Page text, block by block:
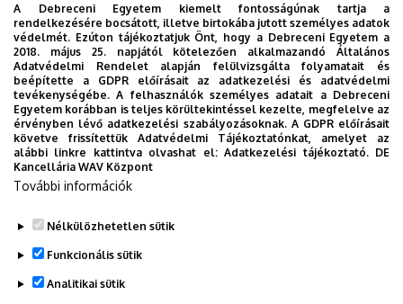
Épület Informatikai Kar épület
Emelet, ajtó 1. emelet, I127 (oktatói szoba)
Weboldal
Szervezeti weboldal
Weboldal
Tudóstér profil
Önéletrajz
Legutóbbi frissítés: 2024. 04. 24. 09:15
A Debreceni Egyetem kiemelt fontosságúnak tartja a
rendelkezésére bocsátott, illetve birtokába jutott személyes adatok
védelmét. Ezúton tájékoztatjuk Önt, hogy a Debreceni Egyetem a
2018. május 25. napjától kötelezően alkalmazandó Általános
Adatvédelmi Rendelet alapján felülvizsgálta folyamatait és
beépítette a GDPR előírásait az adatkezelési és adatvédelmi
tevékenységébe. A felhasználók személyes adatait a Debreceni
Egyetem korábban is teljes körültekintéssel kezelte, megfelelve az
érvényben lévő adatkezelési szabályozásoknak. A GDPR előírásait
követve frissítettük Adatvédelmi Tájékoztatónkat, amelyet az
alábbi linkre kattintva olvashat el:Adatkezelési tájékoztató. DE
Kancellária WAV Központ
További információk
Nélkülözhetetlen sütik
Funkcionális sütik
Analitikai sütik